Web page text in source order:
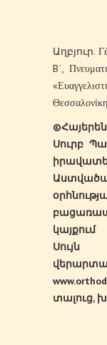
Աղբյուր.
B΄,
©Հայերեն
Սուրբ
կայքում
Սույն
տալուց,